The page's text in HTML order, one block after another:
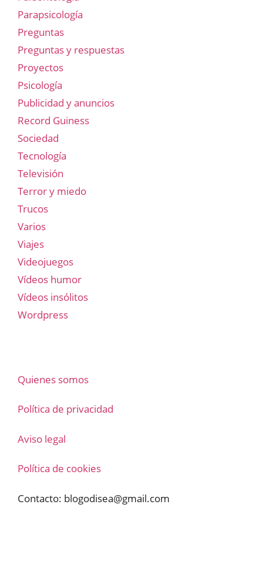
Parapsicología
Preguntas
Preguntas y respuestas
Proyectos
Psicología
Publicidad y anuncios
Record Guiness
Sociedad
Tecnología
Televisión
Terror y miedo
Trucos
Varios
Viajes
Videojuegos
Vídeos humor
Vídeos insólitos
Wordpress
Quienes somos
Política de privacidad
Aviso legal
Política de cookies
Contacto: blogodisea@gmail.com